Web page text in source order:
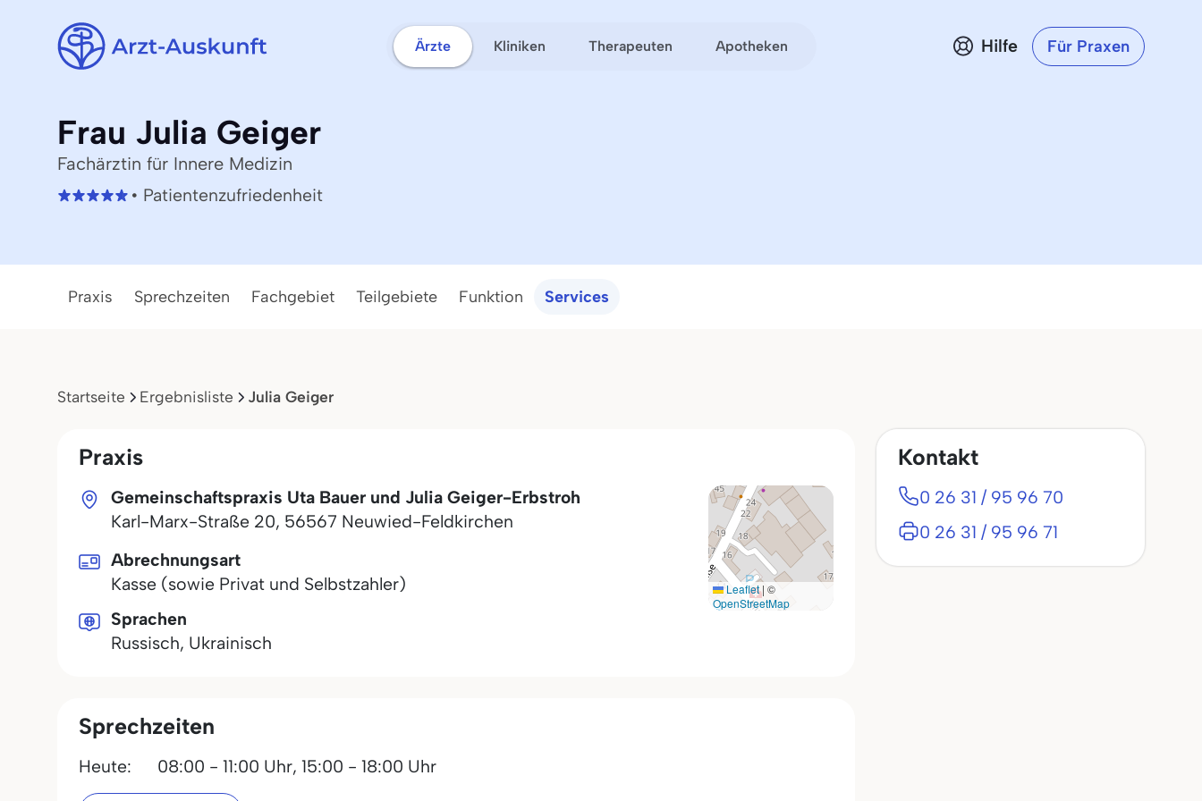
Ärzte Kliniken Therapeuten Apotheken Hilfe Für Praxen
Frau Julia Geiger
Fachärztin für Innere Medizin
• Patientenzufriedenheit
Praxis Sprechzeiten Fachgebiet Teilgebiete Funktion Services
Startseite Ergebnisliste Julia Geiger
Praxis
Gemeinschaftspraxis Uta Bauer und Julia Geiger-Erbstroh
Karl-Marx-Straße 20, 56567 Neuwied-Feldkirchen
Leaflet | ©
OpenStreetMap
Abrechnungsart
Kasse (sowie Privat und Selbstzahler)
Sprachen
Russisch, Ukrainisch
Sprechzeiten
Heute: 08:00 - 11:00 Uhr, 15:00 - 18:00 Uhr
Kontakt
0 26 31 / 95 96 70
0 26 31 / 95 96 71